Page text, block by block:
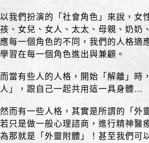
以我們扮演的「社會角色」來說，女
孩、女兒、女人、太太、母親、奶
應每一個角色的不同，我們的人格適
學習在每一個角色進出與兼顧。
而當有些人的人格，開始「解離」時
人」，跟自己一起共用這一具身體…
然而有一些人格，其實是所謂的「外
若只是做一般心理諮商，進行精神
為那就是「外靈附體」！甚至我們可